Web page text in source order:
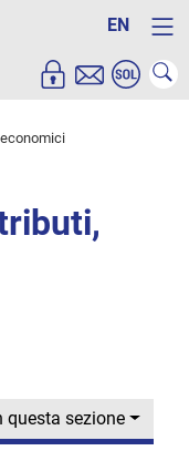
EN
questa sezione